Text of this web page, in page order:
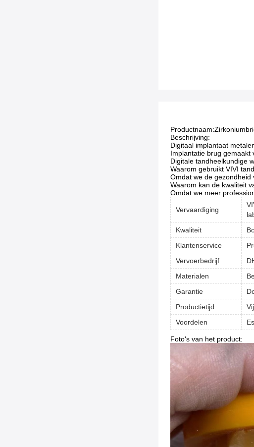
Productnaam:
Beschrijving:
Digitaal implantaat
Implantatie brug gemaakt
Digitale tandheelkundige
Waarom gebruikt VIVI
Omdat we de gezondheid
Waarom kan de kwaliteit
Omdat we meer
Vervaardiging
Kwaliteit
Klantenservice
Vervoerbedrijf
Materialen
Garantie
Productietijd
Voordelen
Foto's van het product: